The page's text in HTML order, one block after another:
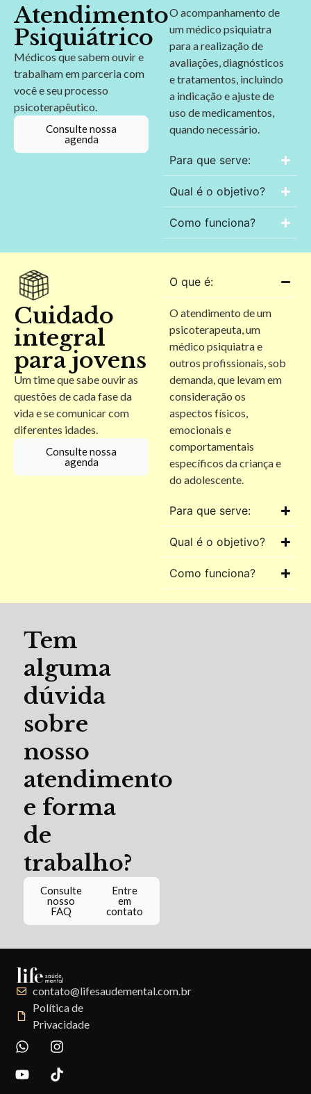
Atendimento
Psiquiátrico
Médicos que sabem ouvir e
trabalham em parceria com
você e seu processo
psicoterapêutico.
Consulte nossa
agenda
O acompanhamento de
um médico psiquiatra
para a realização de
avaliações, diagnósticos
e tratamentos, incluindo
a indicação e ajuste de
uso de medicamentos,
quando necessário.
Para que serve:
Qual é o objetivo?
Como funciona?
Cuidado
integral
para jovens
Um time que sabe ouvir as
questões de cada fase da
vida e se comunicar com
diferentes idades.
Consulte nossa
agenda
O que é:
O atendimento de um
psicoterapeuta, um
médico psiquiatra e
outros profissionais, sob
demanda, que levam em
consideração os
aspectos físicos,
emocionais e
comportamentais
específicos da criança e
do adolescente.
Para que serve:
Qual é o objetivo?
Como funciona?
Tem
alguma
dúvida
sobre
nosso
atendimento
e forma
de
trabalho?
Consulte
nosso
FAQ
Entre
em
contato
contato@lifesaudemental.com.br
Política de
Privacidade